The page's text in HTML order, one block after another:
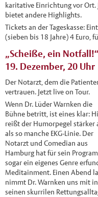
karitative Einrichtung vor Ort.
bietet andere Highlights.
Tickets an der Tageskasse:
(sieben bis 18 Jahre) 4 Euro,
„Scheiße, ein
19. Dezember, 20 Uhr
Der Notarzt, dem die
vertrauen. Jetzt live on Tour.
Wenn Dr. Lüder Warnken die
Bühne betritt, ist eines klar:
reißt der Humorpegel stärker
als so manche EKG-Linie. Der
Notarzt und Comedian aus
Hamburg hat für sein
sogar ein eigenes Genre
Meditainment. Einen Abend
nimmt Dr. Warnken uns mit in
seinen skurrilen